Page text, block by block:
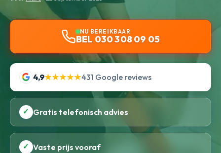
NU BEREIKBAAR
BEL 030 308 09 05
4,9★★★★★431 Google reviews
✓ Gratis telefonisch advies
✓ Vaste prijs vooraf